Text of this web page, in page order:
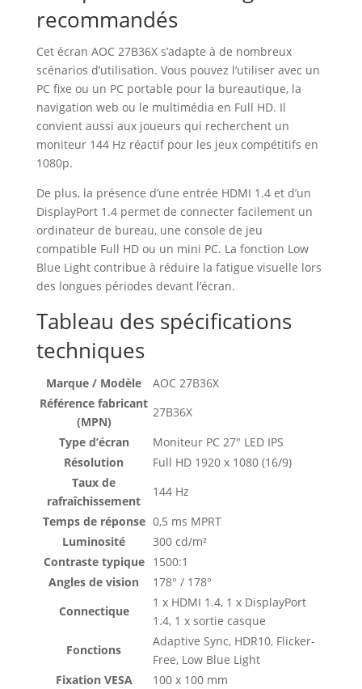
recommandés
Cet écran AOC 27B36X s’adapte à de nombreux
scénarios d’utilisation. Vous pouvez l’utiliser avec un
PC fixe ou un PC portable pour la bureautique, la
navigation web ou le multimédia en Full HD. Il
convient aussi aux joueurs qui recherchent un
moniteur 144 Hz réactif pour les jeux compétitifs en
1080p.
De plus, la présence d’une entrée HDMI 1.4 et d’un
DisplayPort 1.4 permet de connecter facilement un
ordinateur de bureau, une console de jeu
compatible Full HD ou un mini PC. La fonction Low
Blue Light contribue à réduire la fatigue visuelle lors
des longues périodes devant l’écran.
Tableau des spécifications
techniques
Marque / Modèle
AOC 27B36X
Référence fabricant
(MPN)
27B36X
Type d’écran
Moniteur PC 27″ LED IPS
Résolution
Full HD 1920 x 1080 (16/9)
Taux de
rafraîchissement
144 Hz
Temps de réponse 0,5 ms MPRT
Luminosité
300 cd/m²
Contraste typique 1500:1
Angles de vision
178° / 178°
Connectique
1 x HDMI 1.4, 1 x DisplayPort
1.4, 1 x sortie casque
Fonctions
Adaptive Sync, HDR10, Flicker-
Free, Low Blue Light
Fixation VESA
100 x 100 mm